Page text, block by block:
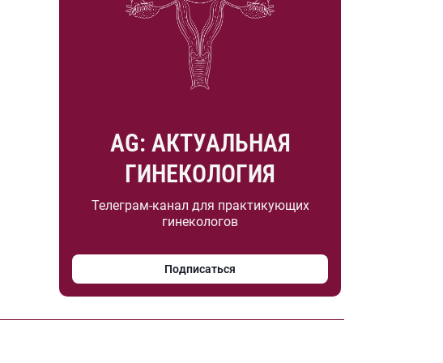
AG: АКТУАЛЬНАЯ
ГИНЕКОЛОГИЯ
Телеграм-канал для практикующих
гинекологов
Подписаться